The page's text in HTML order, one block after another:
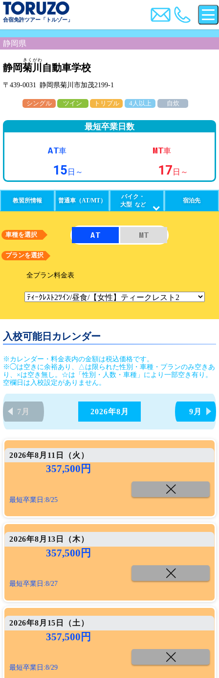
合宿免許ツアー「トルゾー」
静岡県
静岡菊川
きくがわ
自動車学校
〒439-0031 静岡県菊川市加茂2199-1
シングル ツイン トリプル 4人以上 自炊
最短卒業日数
AT車
15 日～
MT車
17 日～
教習所情報 普通車（AT/MT）
バイク・
大型 など
宿泊先
車種を選択 AT MT
プランを選択
全プラン料金表
入校可能日カレンダー
※カレンダー・料金表内の金額は税込価格です。
※◯は空きに余裕あり、△は限られた性別・車種・プランのみ空きあ
り、×は空き無し。☆は「性別・人数・車種」により一部空き有り。
空欄日は入校設定がありません。
7月 2026年8月 9月
2026年8月11日（火 ）
357,500円
最短卒業日:8/25
2026年8月13日（木）
357,500円
最短卒業日:8/27
2026年8月15日（土 ）
357,500円
最短卒業日:8/29